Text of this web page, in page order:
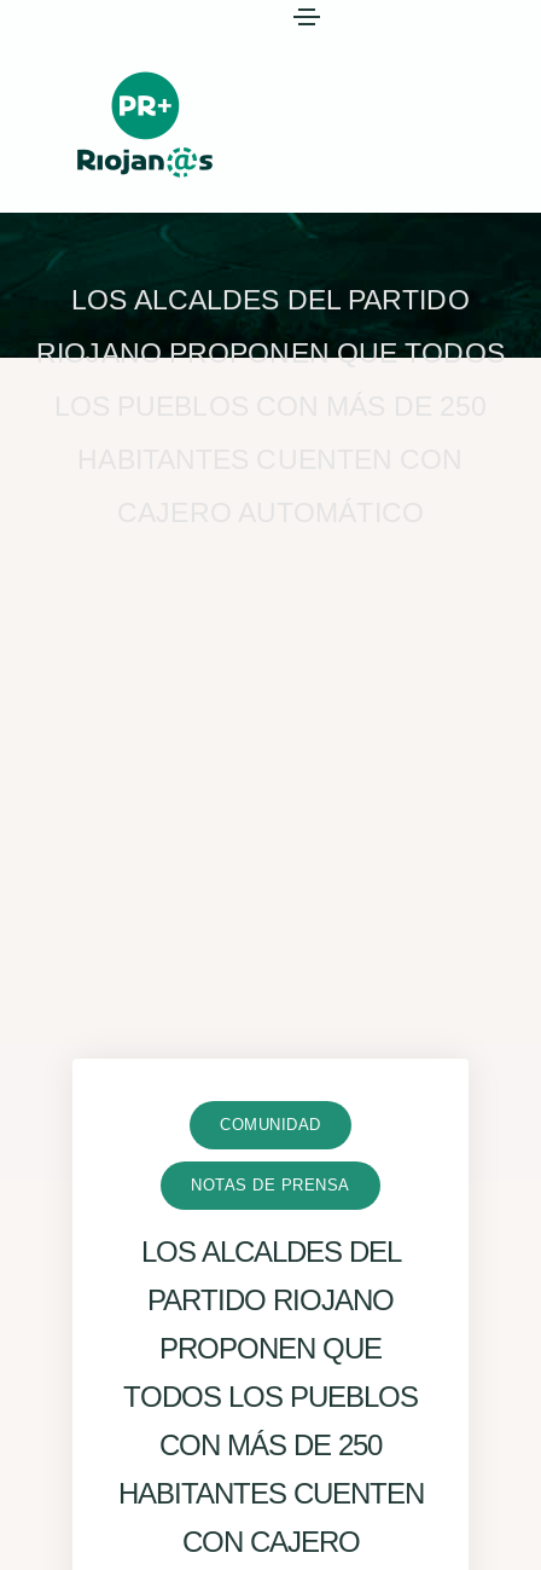
LOS ALCALDES DEL PARTIDO
RIOJANO PROPONEN QUE TODOS
COMUNIDAD
NOTAS DE PRENSA
LOS ALCALDES DEL
PARTIDO RIOJANO
PROPONEN QUE
TODOS LOS PUEBLOS
CON MÁS DE 250
HABITANTES CUENTEN
CON CAJERO